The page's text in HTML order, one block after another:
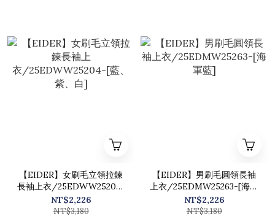
【EIDER】女刷毛立領拉鍊
長袖上衣/25EDWW25204-
[藍、紫、白]
NT$2,226
NT$3,180
【EIDER】男刷毛圓領長袖
上衣/25EDMW25263-[海軍
藍]
NT$2,226
NT$3,180